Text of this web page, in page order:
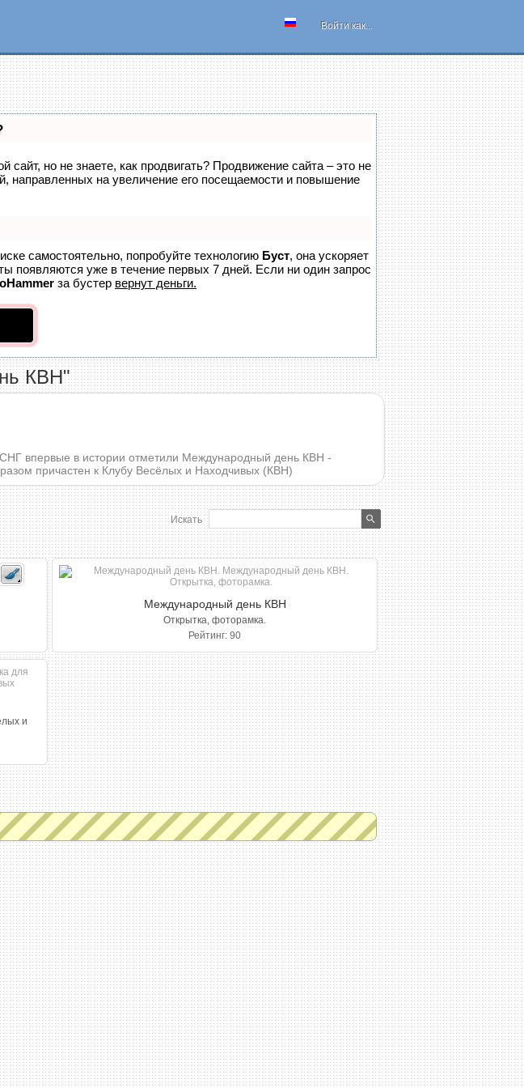
Войти как...
сайт, но не знаете, как продвигать? Продвижение сайта – это не
направленных на увеличение его посещаемости и повышение
самостоятельно, попробуйте технологию Буст, она ускоряет
появляются уже в течение первых 7 дней. Если ни один запрос
за бустер вернут деньги.
КВН"
впервые в истории отметили Международный день КВН -
причастен к Клубу Весёлых и Находчивых (КВН)
Искать
Международный день КВН
Открытка, фоторамка.
Рейтинг: 90
и